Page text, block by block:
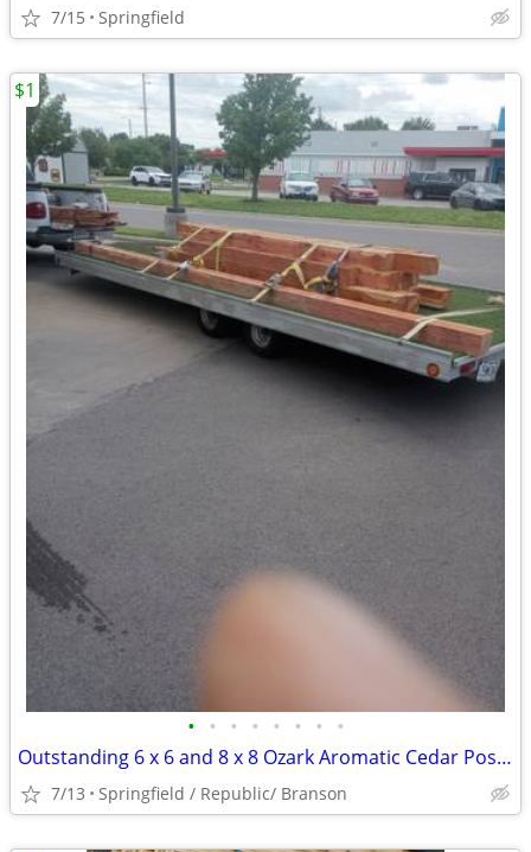
7/15 Springfield
• • • • • • • •
Outstanding 6 x 6 and 8 x 8 Ozark Aromatic Cedar Posts for sale
7/13 Springfield / Republic/ Branson
$1